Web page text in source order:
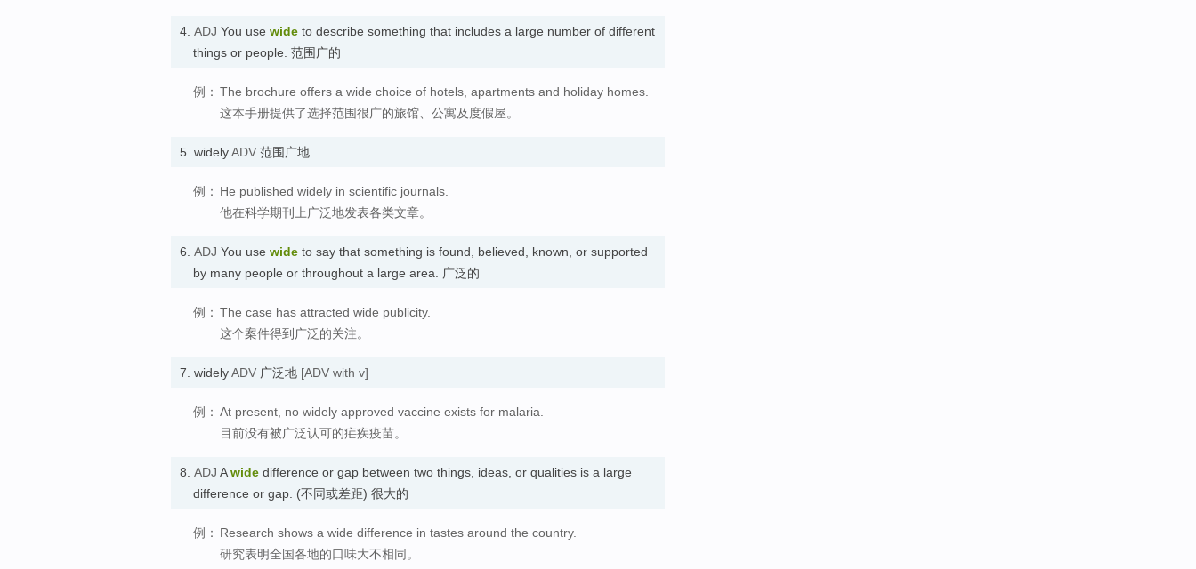
4. ADJ You use wide to describe something that includes a large number of different
things or people. 范围广的
例： The brochure offers a wide choice of hotels, apartments and holiday homes.
这本手册提供了选择范围很广的旅馆、公寓及度假屋。
5. widelyADV 范围广地
例： He published widely in scientific journals.
他在科学期刊上广泛地发表各类文章。
6. ADJ You use wide to say that something is found, believed, known, or supported
by many people or throughout a large area. 广泛的
例： The case has attracted wide publicity.
这个案件得到广泛的关注。
7. widelyADV 广泛地 [ADV with v]
例： At present, no widely approved vaccine exists for malaria.
目前没有被广泛认可的疟疾疫苗。
8. ADJ Awide difference or gap between two things, ideas, or qualities is a large
difference or gap. (不同或差距) 很大的
例： Research shows a wide difference in tastes around the country.
研究表明全国各地的口味大不相同。